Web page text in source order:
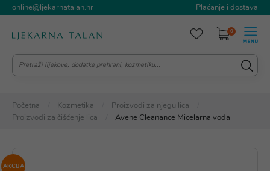
online@ljekarnatalan.hr Plaćanje i dostava
0
Početna Kozmetika
Proizvodi za njegu lica
Proizvodi za čišćenje lica
Avene Cleanance Micelarna voda
AKCIJA